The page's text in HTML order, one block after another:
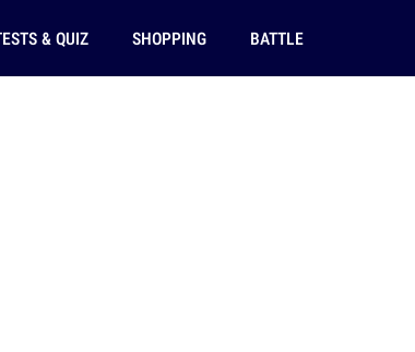
& QUIZ SHOPPING BATTLE